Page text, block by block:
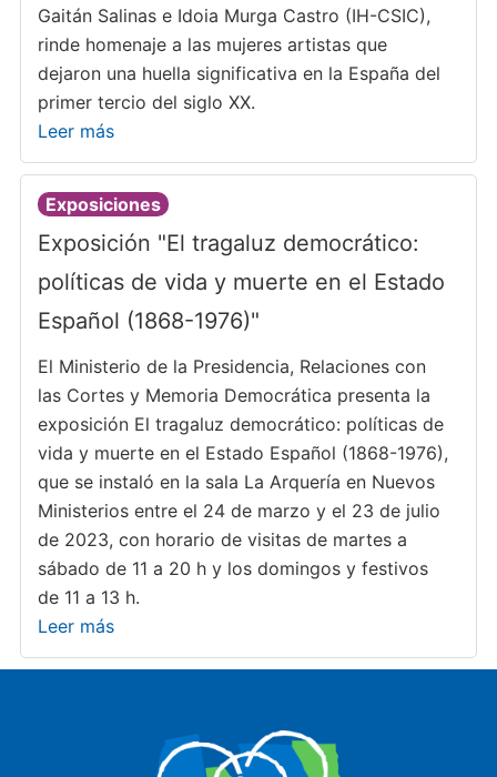
Gaitán Salinas e Idoia Murga Castro (IH-CSIC),
rinde homenaje a las mujeres artistas que
dejaron una huella significativa en la España del
primer tercio del siglo XX.
Leer más
Exposiciones
Exposición "El tragaluz democrático:
políticas de vida y muerte en el Estado
Español (1868-1976)"
El Ministerio de la Presidencia, Relaciones con
las Cortes y Memoria Democrática presenta la
exposición El tragaluz democrático: políticas de
vida y muerte en el Estado Español (1868-1976),
que se instaló en la sala La Arquería en Nuevos
Ministerios entre el 24 de marzo y el 23 de julio
de 2023, con horario de visitas de martes a
sábado de 11 a 20 h y los domingos y festivos
de 11 a 13 h.
Leer más